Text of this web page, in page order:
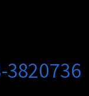
3820736